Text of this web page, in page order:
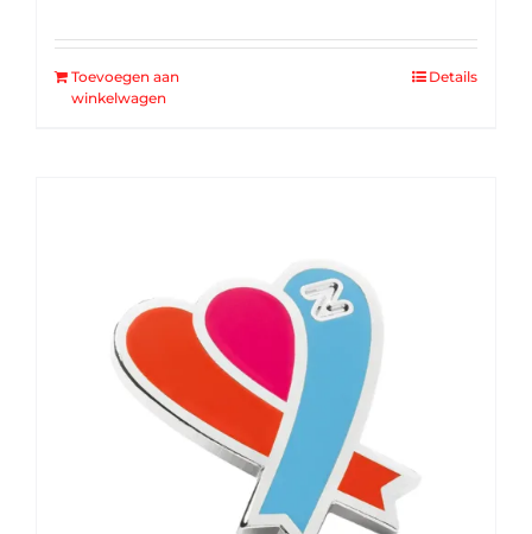
Toevoegen aan
winkelwagen
Details